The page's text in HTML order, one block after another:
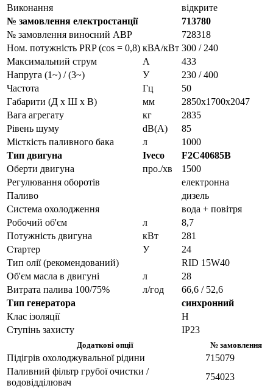
Виконання
відкрите
№ замовлення електростанції
713780
№ замовлення виносний АВР
728318
Ном. потужність PRP (cos = 0,8) кВА/кВт 300 / 240
Максимальний струм
A
433
Напруга (1~) / (3~)
У
230 / 400
Частота
Гц
50
Габарити (Д х Ш х В)
мм
2850x1700x2047
Вага агрегату
кг
2835
Рівень шуму
dB(A)
85
Місткість паливного бака
л
1000
Тип двигуна
Iveco
F2C40685B
Оберти двигуна
про./хв
1500
Регулювання оборотів
електронна
Паливо
дизель
Система охолодження
вода + повітря
Робочий об'єм
л
8,7
Потужність двигуна
кВт
281
Стартер
У
24
Тип олії (рекомендований)
RID 15W40
Об'єм масла в двигуні
л
28
Витрата палива 100/75%
л/год
66,6 / 52,6
Тип генератора
синхронний
Клас ізоляції
H
Ступінь захисту
IP23
Додаткові опції № замовлення
Підігрів охолоджувальної рідини
715079
Паливний фільтр грубої очистки /
водовідділювач
754023